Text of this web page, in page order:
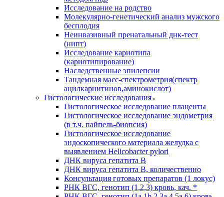
Исследование на родство
Молекулярно-генетический анализ мужского
бесплодия
Неинвазивный пренатальный днк-тест
(нипт)
Исследование кариотипа
(кариотипирование)
Наследственные эпилепсии
Тандемная масс-спектрометрия(спектр
ацилкарнитинов,аминокислот)
Гистологические исследования
Гистологическое исследование плаценты
Гистологическое исследование эндометрия
(в т.ч. пайпель-биопсия)
Гистологическое исследование
эндоскопического материала желудка с
выявлением Helicobacter pylori
ДНК вируса гепатита B
ДНК вируса гепатита B, количественно
Консультация готовых препаратов (1 локус)
РНК ВГC, генотип (1,2,3) кровь, кач. *